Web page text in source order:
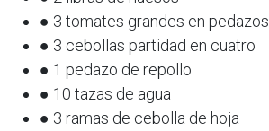
● 3 tomates grandes en pedazos
● 3 cebollas partidad en cuatro
● 1 pedazo de repollo
● 10 tazas de agua
● 3 ramas de cebolla de hoja